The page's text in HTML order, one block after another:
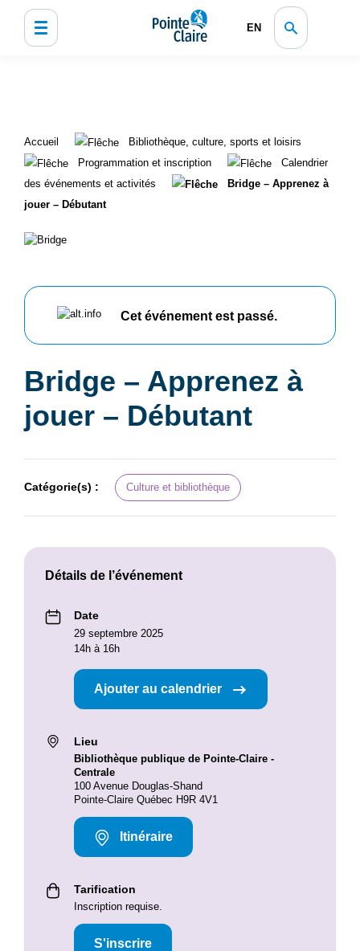
EN
Accueil
Bibliothèque, culture, sports et loisirs
Programmation et inscription
Calendrier
des événements et activités
Bridge – Apprenez à
jouer – Débutant
Cet événement est passé.
Bridge – Apprenez à
jouer – Débutant
Catégorie(s) : Culture et bibliothèque
Détails de l’événement
Date
29 septembre 2025
14h à 16h
Ajouter au calendrier
Lieu
Bibliothèque publique de Pointe-Claire -
Centrale
100 Avenue Douglas-Shand
Pointe-Claire Québec H9R 4V1
Itinéraire
Tarification
Inscription requise.
S'inscrire